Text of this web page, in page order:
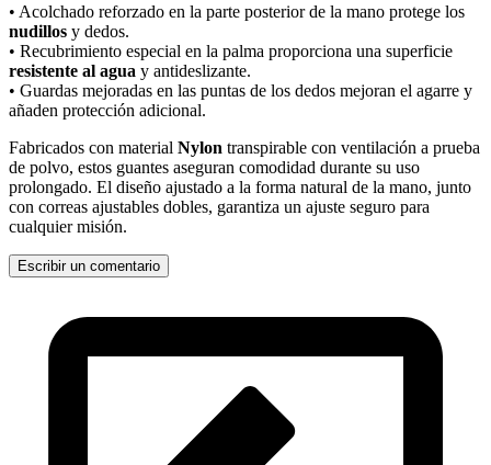
• Acolchado reforzado en la parte posterior de la mano protege los
nudillos y dedos.
• Recubrimiento especial en la palma proporciona una superficie
resistente al agua y antideslizante.
• Guardas mejoradas en las puntas de los dedos mejoran el agarre y
añaden protección adicional.
Fabricados con material Nylon transpirable con ventilación a prueba
de polvo, estos guantes aseguran comodidad durante su uso
prolongado. El diseño ajustado a la forma natural de la mano, junto
con correas ajustables dobles, garantiza un ajuste seguro para
cualquier misión.
Escribir un comentario